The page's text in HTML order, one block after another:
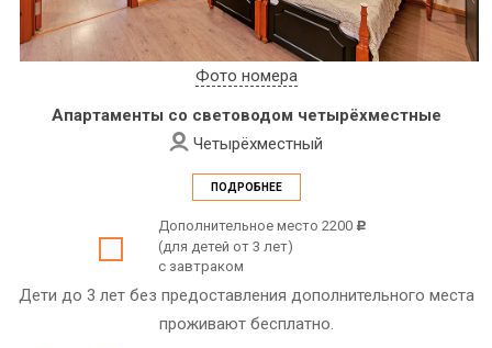
Фото номера
Апартаменты со световодом четырёхместные
Четырёхместный
ПОДРОБНЕЕ
Дополнительное место 2200 c
(для детей от 3 лет)
с завтраком
Дети до 3 лет без предоставления дополнительного места
проживают бесплатно.